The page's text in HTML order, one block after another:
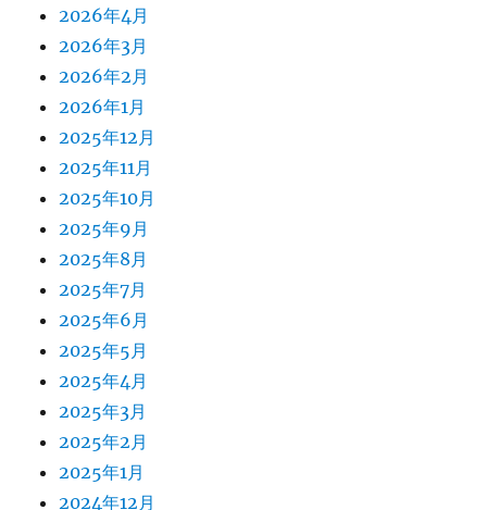
2026年4月
2026年3月
2026年2月
2026年1月
2025年12月
2025年11月
2025年10月
2025年9月
2025年8月
2025年7月
2025年6月
2025年5月
2025年4月
2025年3月
2025年2月
2025年1月
2024年12月